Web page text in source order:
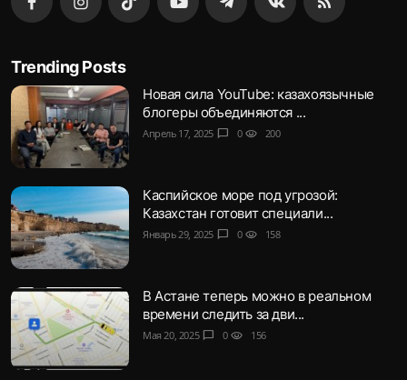
Trending Posts
Новая сила YouTube: казахоязычные
блогеры объединяются ...
Апрель 17, 2025 chat_bubble 0 visibility 200
Каспийское море под угрозой:
Казахстан готовит специали...
Январь 29, 2025 chat_bubble 0 visibility 158
В Астане теперь можно в реальном
времени следить за дви...
Мая 20, 2025 chat_bubble 0 visibility 156